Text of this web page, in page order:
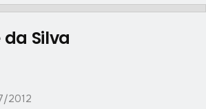
Silva
2012